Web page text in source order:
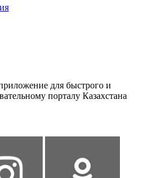
для быстрого и
порталу Казахстана